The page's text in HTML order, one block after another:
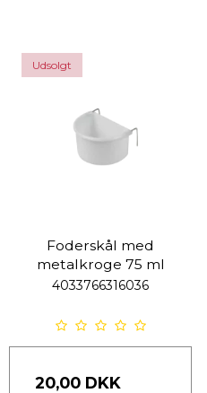
Udsolgt
Foderskål med
metalkroge 75 ml
4033766316036
20,00 DKK